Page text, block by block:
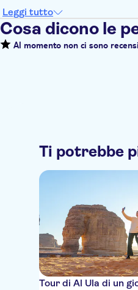
Leggi tutto
Cosa dicono le
Al momento non ci sono
Ti potrebbe
Tour di Al Ula di un